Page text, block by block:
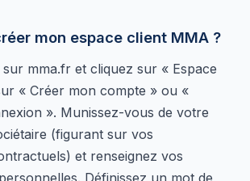
mon espace client MMA ?
mma.fr et cliquez sur « Espace
« Créer mon compte » ou «
». Munissez-vous de votre
(figurant sur vos
et renseignez vos
Définissez un mot de